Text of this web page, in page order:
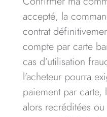
accepté, la
contrat
compte par carte
cas d’utilisation
l’acheteur pourra
paiement par carte,
alors recréditées ou